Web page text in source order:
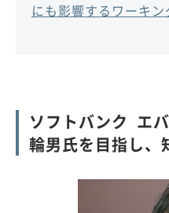
にも影響するワーキ
ソフトバンク エ
輪男氏を目指し、